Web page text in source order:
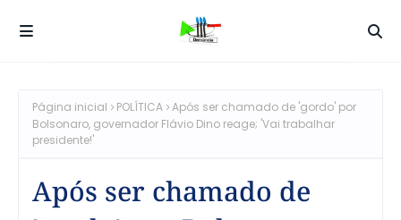
Página inicial POLÍTICA Após ser chamado de 'gordo' por
Bolsonaro, governador Flávio Dino reage; 'Vai trabalhar
presidente!'
Após ser chamado de